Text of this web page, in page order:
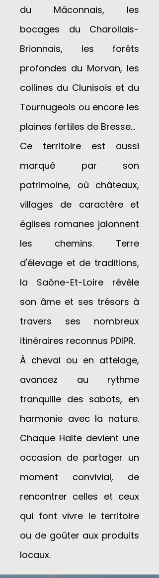
du Mâconnais, les
bocages du Charollais-
Brionnais, les forêts
profondes du Morvan, les
collines du Clunisois et du
Tournugeois ou encore les
plaines fertiles de Bresse...
Ce territoire est aussi
marqué par son
patrimoine, où châteaux,
villages de caractère et
églises romanes jalonnent
les chemins. Terre
d'élevage et de traditions,
la Saône-Et-Loire révèle
son âme et ses trésors à
travers ses nombreux
itinéraires reconnus PDIPR.
À cheval ou en attelage,
avancez au rythme
tranquille des sabots, en
harmonie avec la nature.
Chaque Halte devient une
occasion de partager un
moment convivial, de
rencontrer celles et ceux
qui font vivre le territoire
ou de goûter aux produits
locaux.